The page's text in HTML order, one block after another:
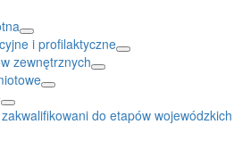
i profilaktyczne
zewnętrznych
do etapów wojewódzkich